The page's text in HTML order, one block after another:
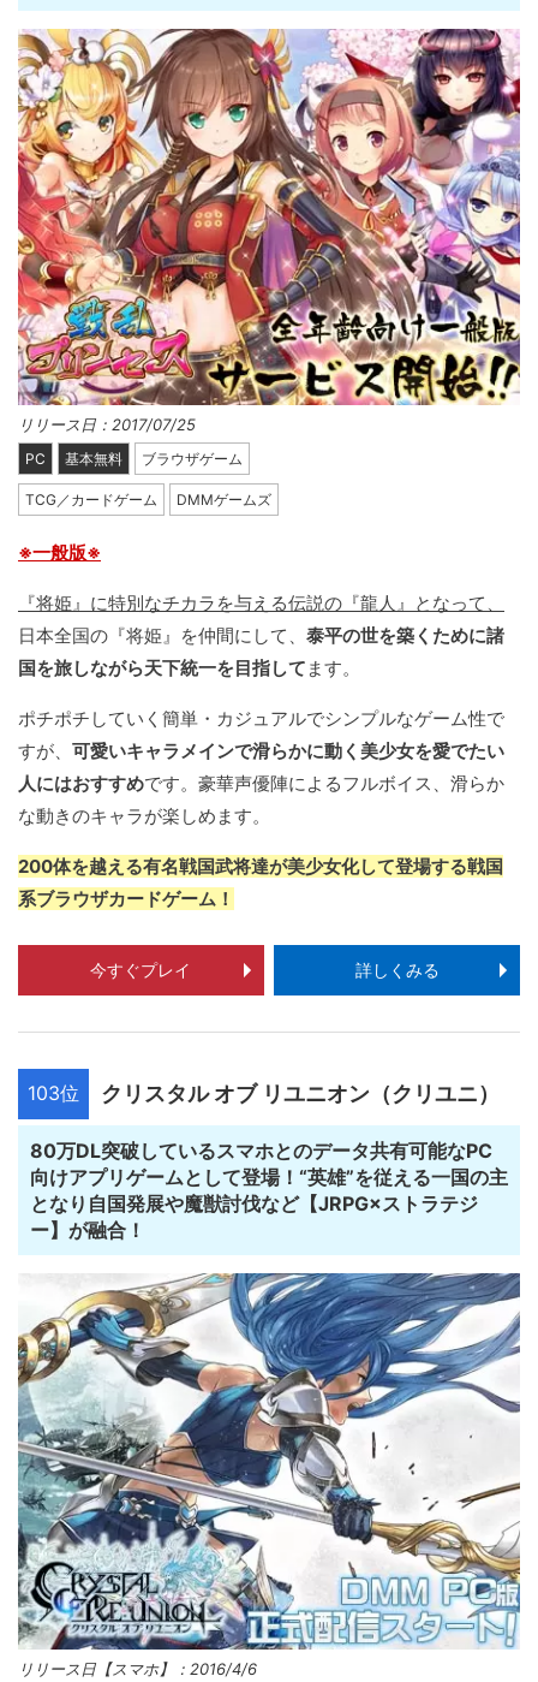
リリース日：2017/07/25
PC 基本無料 ブラウザゲーム
TCG／カードゲーム DMMゲームズ
※一般版※
『将姫』に特別なチカラを与える伝説の『龍人』となって、
日本全国の『将姫』を仲間にして、 泰平の世を築くために諸
国を旅しながら天下統一を目指して ます。
ポチポチしていく簡単・カジュアルでシンプルなゲーム性で
すが、 可愛いキャラメインで滑らかに動く美少女を愛でたい
人にはおすすめです。豪華声優陣によるフルボイス、滑らか
な動きのキャラが楽しめます。
200体を越える有名戦国武将達が美少女化して登場する戦国
系ブラウザカードゲーム！
今すぐプレイ 詳しくみる
103位 クリスタル オブ リユニオン（クリユニ）
80万DL突破しているスマホとのデータ共有可能なPC
向けアプリゲームとして登場！“英雄”を従える一国の主
となり自国発展や魔獣討伐など【JRPG×ストラテジ
ー】が融合！
リリース日【スマホ】：2016/4/6